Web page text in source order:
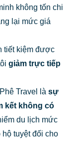
không tốn chi
lại mức giá
tiết kiệm được
giảm trực tiếp
Travel là sự
kết không có
du lịch mức
tuyệt đối cho